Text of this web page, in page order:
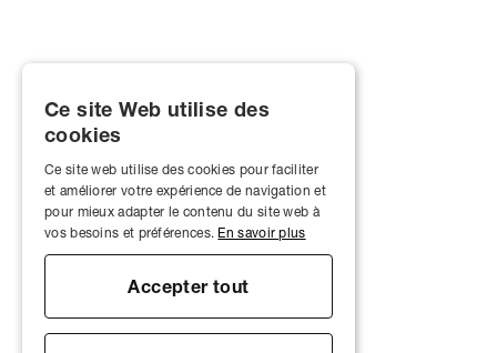
Ce site Web utilise des
cookies
Ce site web utilise des cookies pour faciliter
et améliorer votre expérience de navigation et
pour mieux adapter le contenu du site web à
vos besoins et préférences. En savoir plus
Accepter tout